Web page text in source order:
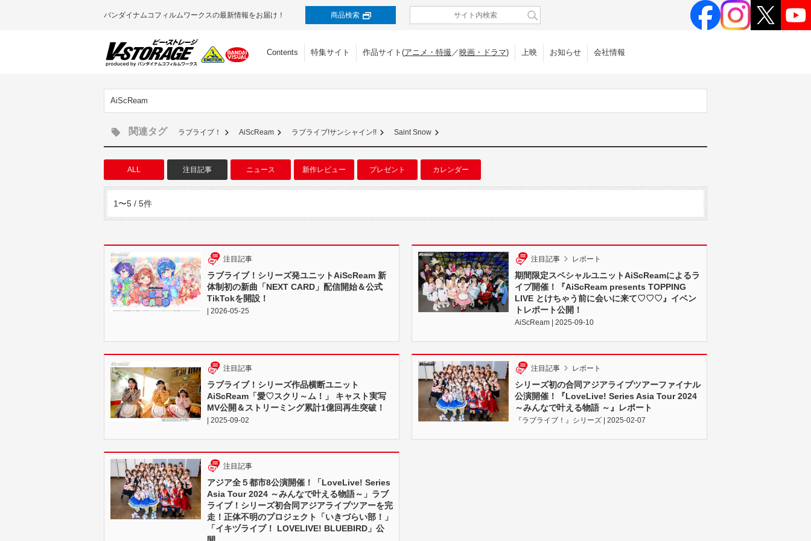
バンダイナムコフィルムワークスの最新情報をお届け！ 商品検索
Contents 特集サイト 作品サイト(アニメ・特撮／映画・ドラマ) 上映 お知らせ 会社情報
AiScReam
関連タグ ラブライブ！ AiScReam ラブライブ!サンシャイン!! Saint Snow
ALL 注目記事 ニュース 新作レビュー プレゼント カレンダー
1〜5 / 5件
注目記事
ラブライブ！シリーズ発ユニットAiScReam 新
体制初の新曲「NEXT CARD」配信開始＆公式
TikTokを開設！
| 2026-05-25
注目記事 レポート
期間限定スペシャルユニットAiScReamによるラ
イブ開催！『AiScReam presents TOPPING
LIVE とけちゃう前に会いに来て♡♡♡』イベン
トレポート公開！
AiScReam | 2025-09-10
注目記事
ラブライブ！シリーズ作品横断ユニット
AiScReam「愛♡スクリ～ム！」 キャスト実写
MV公開＆ストリーミング累計1億回再生突破！
| 2025-09-02
注目記事 レポート
シリーズ初の合同アジアライブツアーファイナル
公演開催！『LoveLive! Series Asia Tour 2024
～みんなで叶える物語 ～』レポート
『ラブライブ！』シリーズ | 2025-02-07
注目記事
アジア全５都市8公演開催！「LoveLive! Series
Asia Tour 2024 ～みんなで叶える物語～」ラブ
ライブ！シリーズ初合同アジアライブツアーを完
走！正体不明のプロジェクト「いきづらい部！」
「イキヅライブ！ LOVELIVE! BLUEBIRD」公